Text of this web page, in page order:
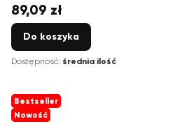
Cena
89,09 zł
Do koszyka
Dostępność: średnia ilość
Bestseller
Nowość